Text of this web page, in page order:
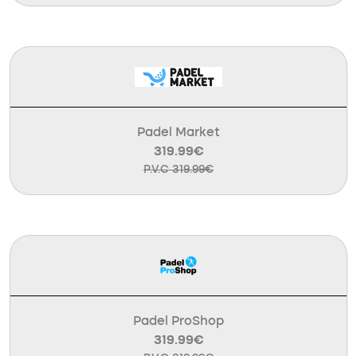
Padel Market
319.99€
P.V.C 319.99€
Padel ProShop
319.99€